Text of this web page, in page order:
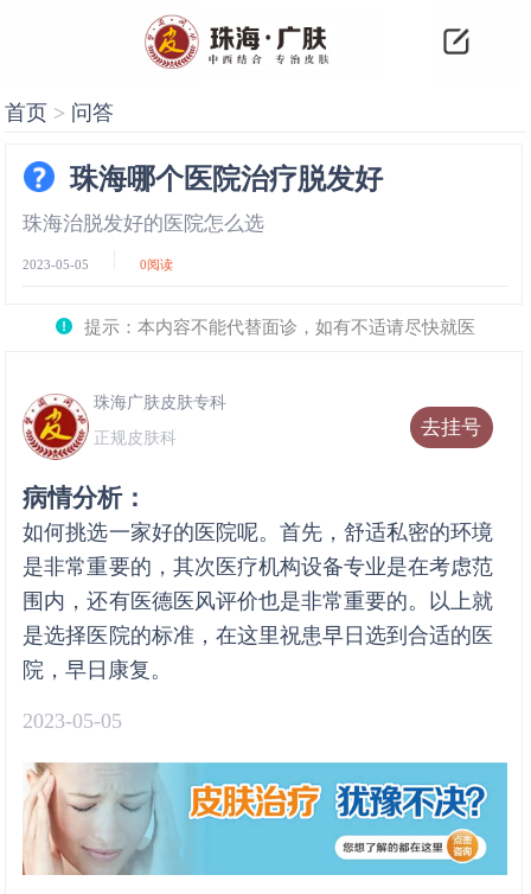
首页 > 问答
珠海哪个医院治疗脱发好
珠海治脱发好的医院怎么选
2023-05-05 0阅读
提示：本内容不能代替面诊，如有不适请尽快就医
去挂号
珠海广肤皮肤专科
正规皮肤科
病情分析：
如何挑选一家好的医院呢。首先，舒适私密的环境
是非常重要的，其次医疗机构设备专业是在考虑范
围内，还有医德医风评价也是非常重要的。以上就
是选择医院的标准，在这里祝患早日选到合适的医
院，早日康复。
2023-05-05